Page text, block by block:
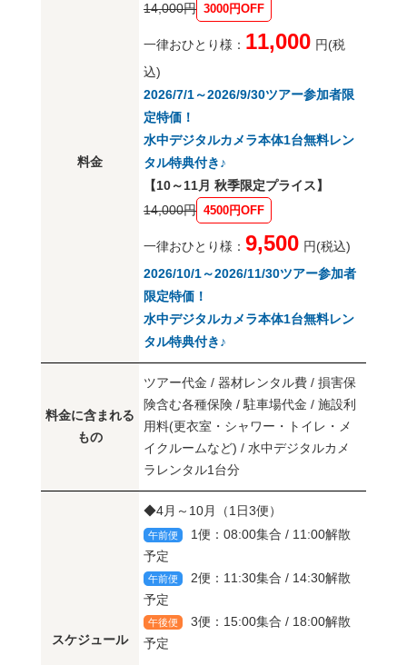
料金
14,000円 3000円OFF
一律おひとり様： 11,000 円(税
込)
2026/7/1～2026/9/30ツアー参加者限
定特価！
水中デジタルカメラ本体1台無料レン
タル特典付き♪
【10～11月 秋季限定プライス】
14,000円 4500円OFF
一律おひとり様： 9,500 円(税込)
2026/10/1～2026/11/30ツアー参加者
限定特価！
水中デジタルカメラ本体1台無料レン
タル特典付き♪
料金に含まれる
もの
ツアー代金 / 器材レンタル費 / 損害保
険含む各種保険 / 駐車場代金 / 施設利
用料(更衣室・シャワー・トイレ・メ
イクルームなど) / 水中デジタルカメ
ラレンタル1台分
スケジュール
◆4月～10月（1日3便）
午前便
1便：08:00集合 / 11:00解散
予定
午前便
2便：11:30集合 / 14:30解散
予定
午後便
3便：15:00集合 / 18:00解散
予定